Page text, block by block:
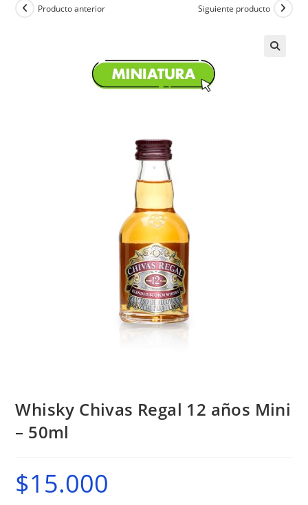
Producto anterior Siguiente producto
Whisky Chivas Regal 12 años Mini
– 50ml
$15.000